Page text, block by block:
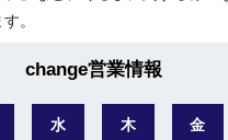
。
change営業情報
水 木 金